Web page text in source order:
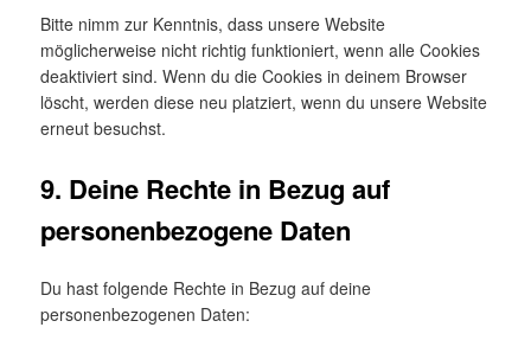
Bitte nimm zur Kenntnis, dass unsere Website
möglicherweise nicht richtig funktioniert, wenn alle Cookies
deaktiviert sind. Wenn du die Cookies in deinem Browser
löscht, werden diese neu platziert, wenn du unsere Website
erneut besuchst.
9. Deine Rechte in Bezug auf
personenbezogene Daten
Du hast folgende Rechte in Bezug auf deine
personenbezogenen Daten: